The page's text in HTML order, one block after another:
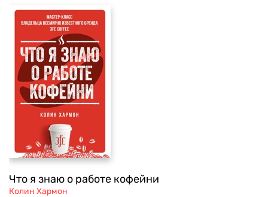
Что я знаю о работе кофейни
Колин Хармон